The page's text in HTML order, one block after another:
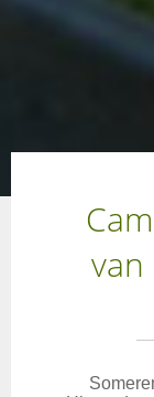
van